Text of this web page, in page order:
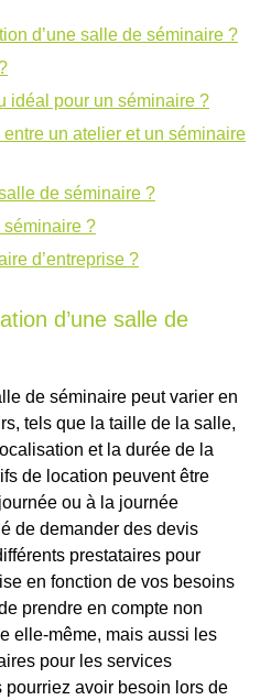
d’une salle de séminaire ?
idéal pour un séminaire ?
un atelier et un séminaire
de séminaire ?
séminaire ?
d’entreprise ?
d’une salle de
de séminaire peut varier en
tels que la taille de la salle,
et la durée de la
de location peuvent être
ou à la journée
de demander des devis
prestataires pour
en fonction de vos besoins
prendre en compte non
elle-même, mais aussi les
pour les services
avoir besoin lors de